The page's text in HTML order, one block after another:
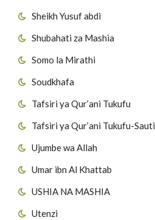
Sheikh Yusuf abdi
Shubahati za Mashia
Somo la Mirathi
Soudkhafa
Tafsiri ya Qur’ani Tukufu
Tafsiri ya Qur’ani Tukufu-Sauti
Ujumbe wa Allah
Umar ibn Al Khattab
USHIA NA MASHIA
Utenzi